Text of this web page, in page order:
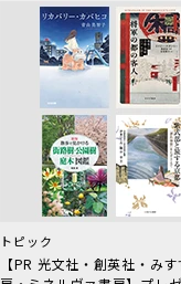
トピック
【PR 光文社・創英社・み